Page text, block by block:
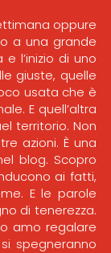
oppure
a una grande
l’inizio di uno
giuste, quelle
usata che è
E quell’altra
territorio. Non
azioni. È una
blog. Scopro
ai fatti,
E le parole
di tenerezza.
amo regalare
spegneranno